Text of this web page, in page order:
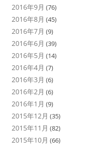
2016年9月 (76)
2016年8月 (45)
2016年7月 (9)
2016年6月 (39)
2016年5月 (14)
2016年4月 (7)
2016年3月 (6)
2016年2月 (6)
2016年1月 (9)
2015年12月 (35)
2015年11月 (82)
2015年10月 (66)